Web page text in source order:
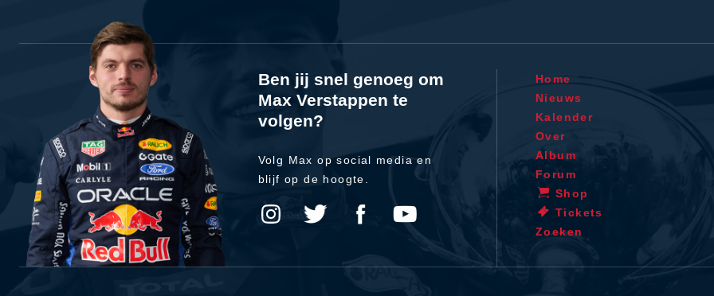
Ben jij snel genoeg om
Max Verstappen te
volgen?
Volg Max op social media en
blijf op de hoogte.
Home
Nieuws
Kalender
Over
Album
Forum
Shop
Tickets
Zoeken